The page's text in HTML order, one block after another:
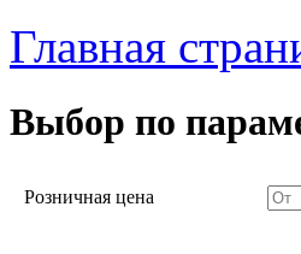
Главная
Выбор по
Розничная цена